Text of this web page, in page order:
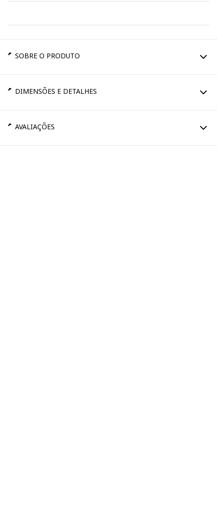
SOBRE O PRODUTO
DIMENSÕES E DETALHES
AVALIAÇÕES